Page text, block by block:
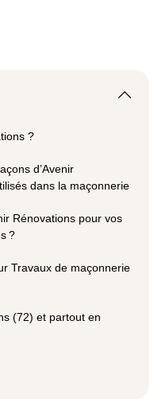
?
d’Avenir
dans la maçonnerie
Rénovations pour vos
?
Travaux de maçonnerie
(72) et partout en